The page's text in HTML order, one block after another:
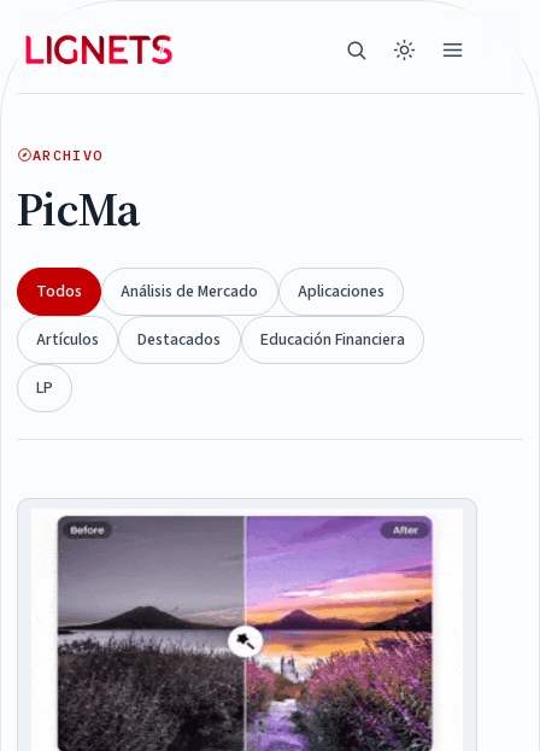
ARCHIVO
PicMa
Todos Análisis de Mercado
Aplicaciones
Artículos
Destacados
Educación Financiera
LP
Articles